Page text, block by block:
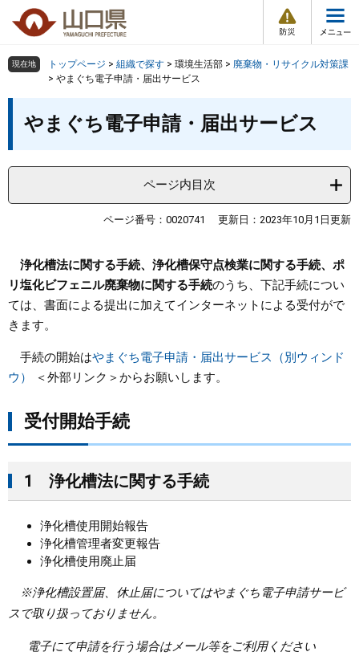
の
頭
。
ー
飛
て
本
へ
情
メ
ュ
組織で探す
健康・福祉
教育・文化・スポーツ
しごと・産業・観光
県政情報
検索の仕方 組織で探す サイトマップで探す
現在地 トップページ > 組織で探す > 環境生活部 > 廃棄物・リサイクル対策課
> やまぐち電子申請・届出サービス
やまぐち電子申請・届出サービス
ページ内目次
ページ番号：0020741 更新日：2023年10月1日更新
浄化槽法に関する手続、浄化槽保守点検業に関する手続、ポ
リ塩化ビフェニル廃棄物に関する手続のうち、下記手続につい
ては、書面による提出に加えてインターネットによる受付がで
きます。
手続の開始はやまぐち電子申請・届出サービス（別ウィンド
ウ）
＜外部リンク＞ からお願いします。
受付開始手続
1 浄化槽法に関する手続
浄化槽使用開始報告
浄化槽管理者変更報告
浄化槽使用廃止届
※浄化槽設置届、休止届についてはやまぐち電子申請サービ
スで取り扱っておりません。
電子にて申請を行う場合はメール等をご利用ください